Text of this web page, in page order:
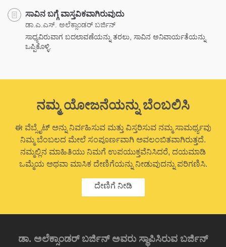
ಸಾವಿನ ಬಗ್ಗೆ ವಾಸ್ತವಿಕವಾಗಿರುವುದು
ಡಾ.ಎ.ಎಸ್. ಅಲೆಕ್ಸಾಂಡರ್ ಬರ್ಜಿನ್
ಸಾಧ್ಯವಿರುವಾಗ ಬದಲಾವಣೆಯನ್ನು ತರಲು, ಸಾವಿನ ಅನಿವಾರ್ಯತೆಯನ್ನು
ಒಪ್ಪಿಕೊಳ್ಳಿ.
ನಮ್ಮ ಯೋಜನೆಯನ್ನು ಬೆಂಬಲಿಸಿ
ಈ ವೆಬ್ಸೈಟ್ ಅನ್ನು ನಿರ್ವಹಿಸುವ ಮತ್ತು ವಿಸ್ತರಿಸುವ ನಮ್ಮ ಸಾಮರ್ಥ್ಯವು
ನಿಮ್ಮ ಬೆಂಬಲದ ಮೇಲೆ ಸಂಪೂರ್ಣವಾಗಿ ಅವಲಂಬಿತವಾಗಿರುತ್ತದೆ.
ನಮ್ಮಲ್ಲಿನ ಮಾಹಿತಿಯು ನಿಮಗೆ ಉಪಯುಕ್ತವೆನಿಸಿದರೆ, ದಯಮಾಡಿ
ಒಮ್ಮೆಯ ಅಥವಾ ಮಾಸಿಕ ದೇಣಿಗೆಯನ್ನು ನೀಡುವುದನ್ನು ಪರಿಗಣಿಸಿ.
ದೇಣಿಗೆ ನೀಡಿ
ಡಾ. ಅಲೆಕ್ಸಾಂಡರ್ ಬರ್ಜಿನ್ ಅವರು ಸ್ಥಾಪಿಸಿರುವ ಬರ್ಜಿನ್